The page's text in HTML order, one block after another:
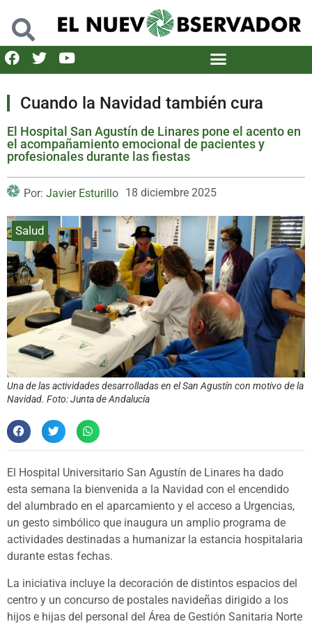
Cuando la Navidad también cura
El Hospital San Agustín de Linares pone el acento en
el acompañamiento emocional de pacientes y
profesionales durante las fiestas
Por: Javier Esturillo 18 diciembre 2025
Salud
Una de las actividades desarrolladas en el San Agustín con motivo de la
Navidad. Foto: Junta de Andalucía
El Hospital Universitario San Agustín de Linares ha dado
esta semana la bienvenida a la Navidad con el encendido
del alumbrado en el aparcamiento y el acceso a Urgencias,
un gesto simbólico que inaugura un amplio programa de
actividades destinadas a humanizar la estancia hospitalaria
durante estas fechas.
La iniciativa incluye la decoración de distintos espacios del
centro y un concurso de postales navideñas dirigido a los
hijos e hijas del personal del Área de Gestión Sanitaria Norte